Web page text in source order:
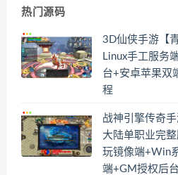
热门源码
3D仙侠手游【
Linux手工服务
台+安卓苹果双
程
战神引擎传奇
大陆单职业完
玩镜像端+Win
端+GM授权后